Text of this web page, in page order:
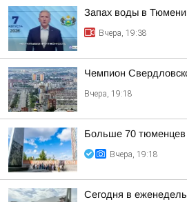
Запах воды в
Вчера, 19:38
Чемпион
Вчера, 19:18
Больше 70 тюменцев
Вчера, 19:18
Сегодня в